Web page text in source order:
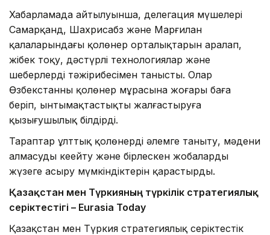
Хабарламада айтылуынша, делегация мүшелері
Самарқанд, Шахрисабз және Марғилан
қалаларындағы қолөнер орталықтарын аралап,
жібек тоқу, дәстүрлі технологиялар және
шеберлердің тәжірибесімен танысты. Олар
Өзбекстанның қолөнер мұрасына жоғары баға
беріп, ынтымақтастықты жалғастыруға
қызығушылық білдірді.
Тараптар ұлттық қолөнерді әлемге таныту, мәдени
алмасуды кеңейту және бірлескен жобаларды
жүзеге асыру мүмкіндіктерін қарастырды.
Қазақстан мен Түркияның түркілік стратегиялық
серіктестігі – Eurasia Today
Қазақстан мен Түркия стратегиялық серіктестік